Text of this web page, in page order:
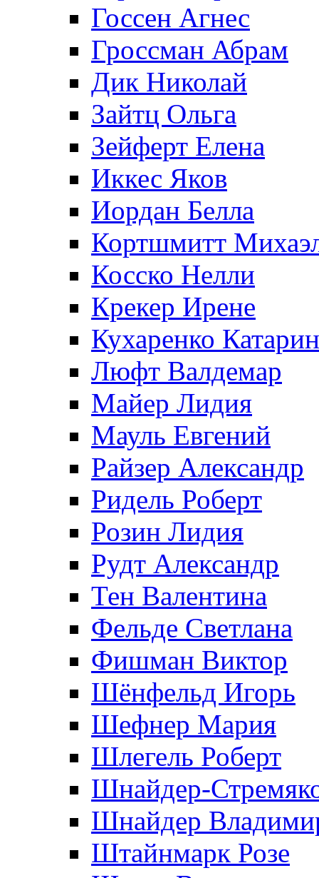
Госсен Агнес
Гроссман Абрам
Дик Николай
Зайтц Ольга
Зейферт Елена
Иккес Яков
Иордан Белла
Кортшмитт
Косско Нелли
Крекер Ирене
Кухаренко
Люфт Валдемaр
Майер Лидия
Мауль Евгений
Райзер Александр
Ридель Роберт
Розин Лидия
Рудт Александр
Тен Валентина
Фельде Светлана
Фишман Виктор
Шёнфельд Игорь
Шефнер Мария
Шлегель Роберт
Шнайдер-
Шнайдер
Штайнмарк Розe